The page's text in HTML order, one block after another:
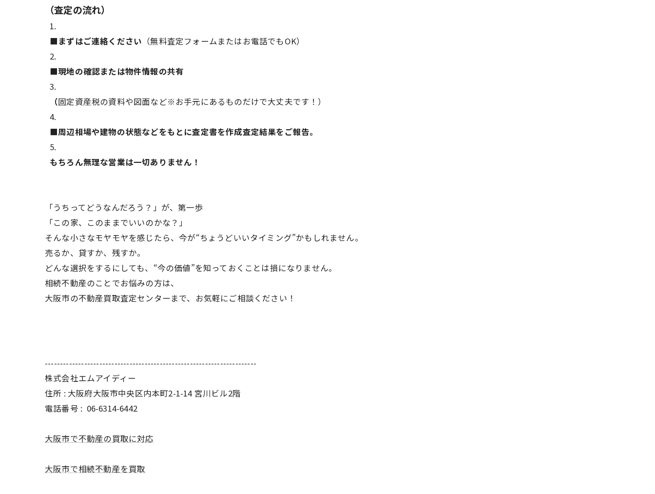
（査定の流れ）
■まずはご連絡ください （無料査定フォームまたはお電話でもOK）
■現地の確認または物件情報の共有
（固定資産税の資料や図面など※お手元にあるものだけで大丈夫です！）
■周辺相場や建物の状態などをもとに査定書を作成査定結果をご報告。
もちろん無理な営業は一切ありません！
「うちってどうなんだろう？」が、第一歩
「この家、このままでいいのかな？」
そんな小さなモヤモヤを感じたら、今が“ちょうどいいタイミング”かもしれません。
売るか、貸すか、残すか。
どんな選択をするにしても、“今の価値”を知っておくことは損になりません。
相続不動産のことでお悩みの方は、
大阪市の不動産買取査定センターまで、お気軽にご相談ください！
----------------------------------------------------------------------
株式会社エムアイディー
住所 : 大阪府大阪市中央区内本町2-1-14 宮川ビル2階
電話番号 : 06-6314-6442
大阪市で不動産の買取に対応
大阪市で相続不動産を買取